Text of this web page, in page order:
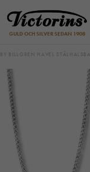
GULD OCH SILVER SEDAN 1908
BY BILLGREN HAVEL